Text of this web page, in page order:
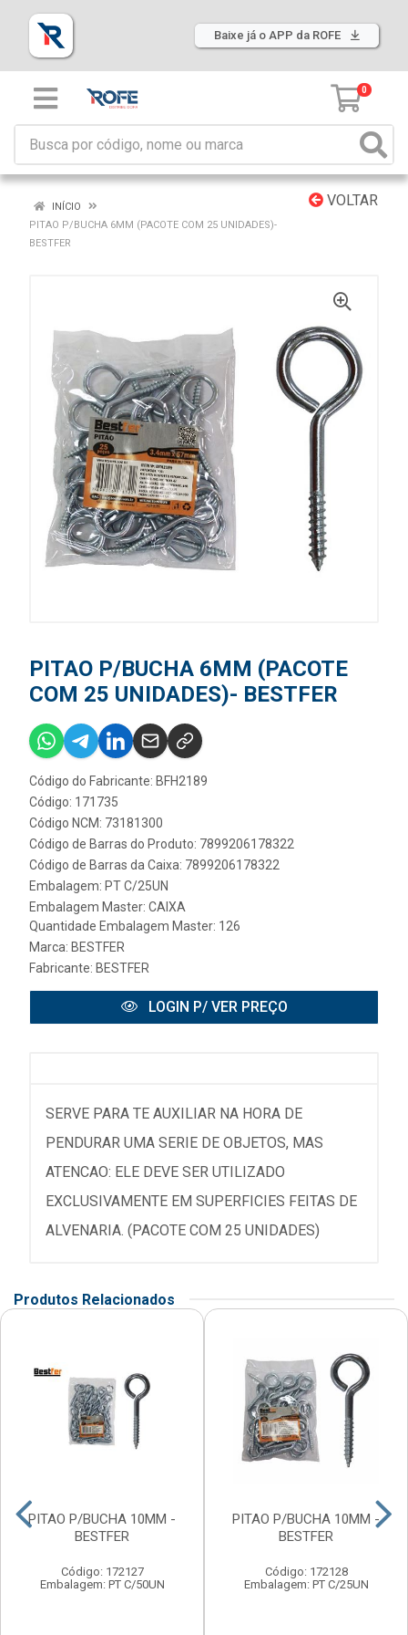
Baixe já o APP da ROFE
0
VOLTAR
INÍCIO
PITAO P/BUCHA 6MM (PACOTE COM 25 UNIDADES)-
BESTFER
PITAO P/BUCHA 6MM (PACOTE
COM 25 UNIDADES)- BESTFER
Código do Fabricante: BFH2189
Código: 171735
Código NCM: 73181300
Código de Barras do Produto: 7899206178322
Código de Barras da Caixa: 7899206178322
Embalagem: PT C/25UN
Embalagem Master: CAIXA
Quantidade Embalagem Master: 126
Marca: BESTFER
Fabricante: BESTFER
LOGIN P/ VER PREÇO
SERVE PARA TE AUXILIAR NA HORA DE
PENDURAR UMA SERIE DE OBJETOS, MAS
ATENCAO: ELE DEVE SER UTILIZADO
EXCLUSIVAMENTE EM SUPERFICIES FEITAS DE
ALVENARIA. (PACOTE COM 25 UNIDADES)
Produtos Relacionados
PITAO P/BUCHA 10MM -
BESTFER
Código: 172127
Embalagem: PT C/50UN
PITAO P/BUCHA 10MM -
BESTFER
Código: 172128
Embalagem: PT C/25UN